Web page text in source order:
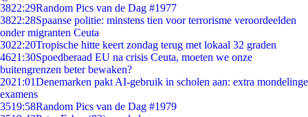
3822:29Random Pics van de Dag #1977
3822:28Spaanse politie: minstens tien voor terrorisme veroordeelden
onder migranten Ceuta
3022:20Tropische hitte keert zondag terug met lokaal 32 graden
4621:30Spoedberaad EU na crisis Ceuta, moeten we onze
buitengrenzen beter bewaken?
2021:01Denemarken pakt AI-gebruik in scholen aan: extra mondelinge
examens
3519:58Random Pics van de Dag #1979